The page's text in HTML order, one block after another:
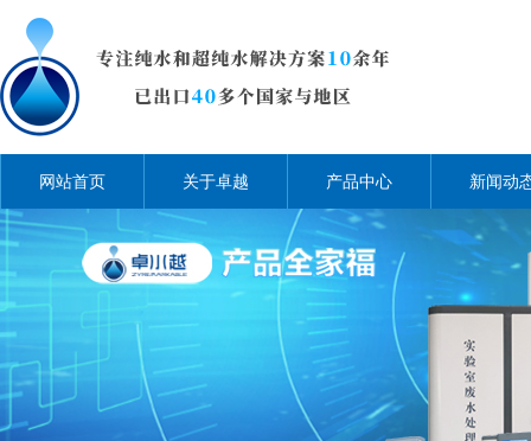
网站首页 关于卓越 产品中心 新闻动